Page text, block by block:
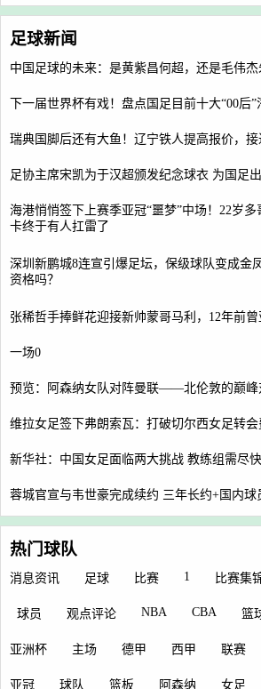
足球新闻
中国足球的未来：是黄紫昌何超，还是毛伟杰
下一届世界杯有戏！盘点国足目前十大“00后
瑞典国脚后还有大鱼！辽宁铁人提高报价，
足协主席宋凯为于汉超颁发纪念球衣 为国足
海港悄悄签下上赛季亚冠“噩梦”中场！22岁
卡终于有人扛雷了
深圳新鹏城8连宣引爆足坛，保级球队变成金
资格吗？
张稀哲手捧鲜花迎接新帅蒙哥马利，12年前
一场0
预览：阿森纳女队对阵曼联——北伦敦的巅峰
维拉女足签下弗朗索瓦：打破切尔西女足转
新华社：中国女足面临两大挑战 教练组需尽
蓉城官宣与韦世豪完成续约 三年长约+国内球
热门球队
消息资讯 足球 比赛 1 比赛集
球员 观点评论 NBA CBA 篮
亚洲杯 主场 德甲 西甲 联赛
亚冠 球队 篮板 阿森纳 女足